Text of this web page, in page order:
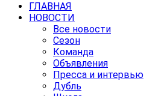
ГЛАВНАЯ
НОВОСТИ
Все новости
Сезон
Команда
Объявления
Пресса и интервью
Дубль